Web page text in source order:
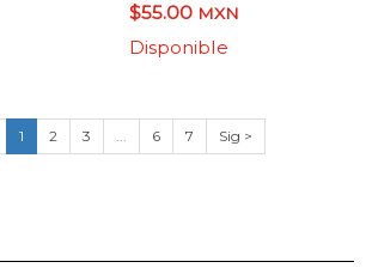
$55.00 MXN
Disponible
1 2 3 ... 6 7 Sig >